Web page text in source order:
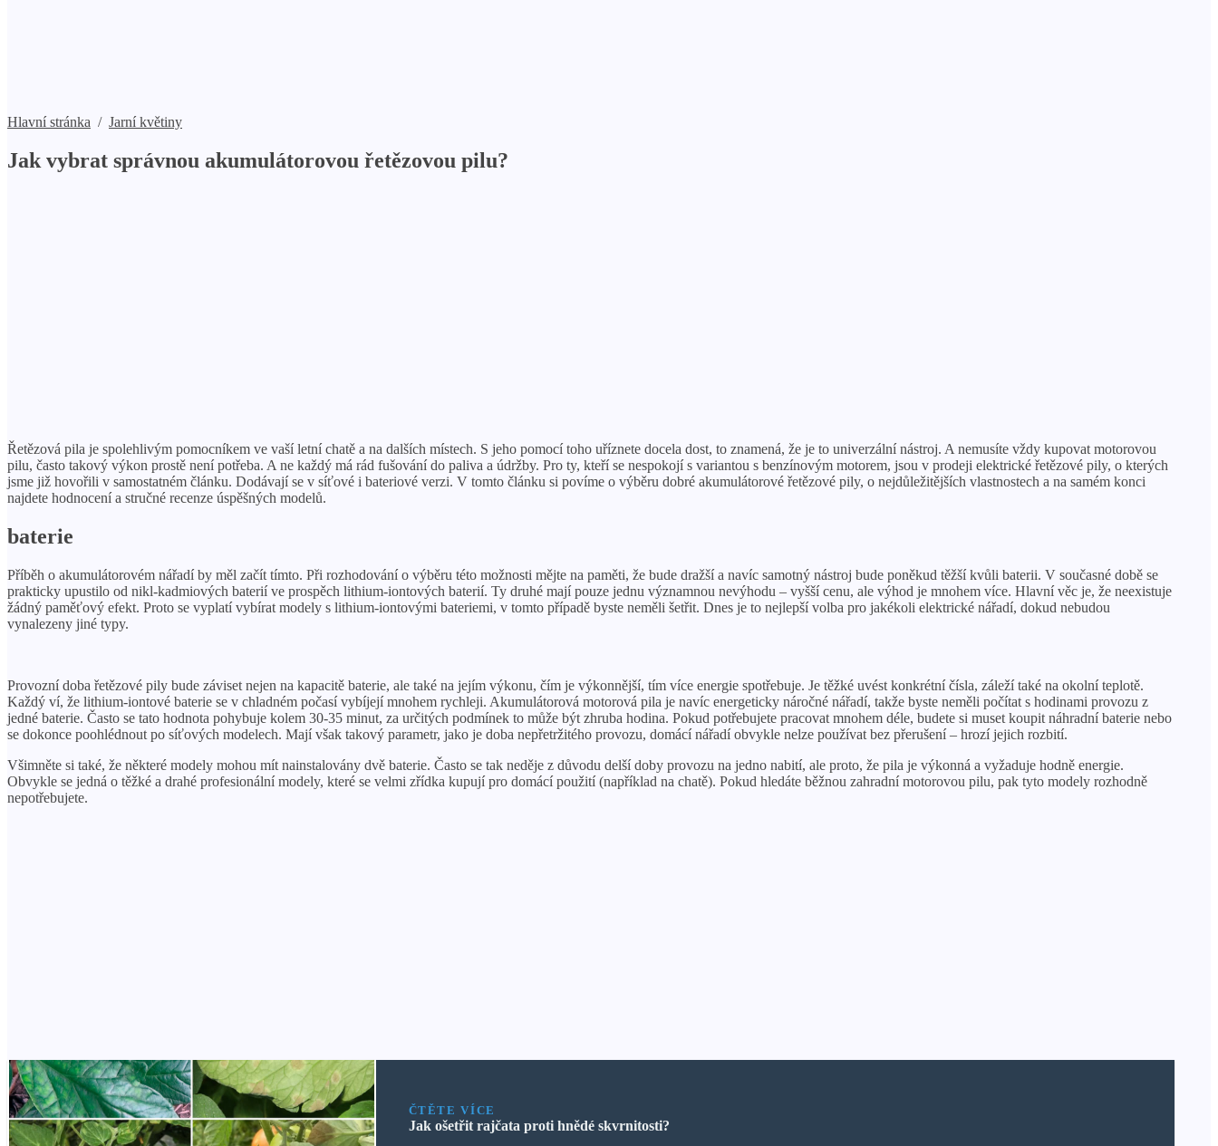
Hlavní stránka / Jarní květiny
Jak vybrat správnou akumulátorovou řetězovou pilu?
Řetězová pila je spolehlivým pomocníkem ve vaší letní chatě a na dalších místech. S jeho pomocí toho uříznete docela dost, to znamená, že je to univerzální nástroj. A nemusíte vždy kupovat motorovou
pilu, často takový výkon prostě není potřeba. A ne každý má rád fušování do paliva a údržby. Pro ty, kteří se nespokojí s variantou s benzínovým motorem, jsou v prodeji elektrické řetězové pily, o kterých
jsme již hovořili v samostatném článku. Dodávají se v síťové i bateriové verzi. V tomto článku si povíme o výběru dobré akumulátorové řetězové pily, o nejdůležitějších vlastnostech a na samém konci
najdete hodnocení a stručné recenze úspěšných modelů.
baterie
Příběh o akumulátorovém nářadí by měl začít tímto. Při rozhodování o výběru této možnosti mějte na paměti, že bude dražší a navíc samotný nástroj bude poněkud těžší kvůli baterii. V současné době se
prakticky upustilo od nikl-kadmiových baterií ve prospěch lithium-iontových baterií. Ty druhé mají pouze jednu významnou nevýhodu – vyšší cenu, ale výhod je mnohem více. Hlavní věc je, že neexistuje
žádný paměťový efekt. Proto se vyplatí vybírat modely s lithium-iontovými bateriemi, v tomto případě byste neměli šetřit. Dnes je to nejlepší volba pro jakékoli elektrické nářadí, dokud nebudou
vynalezeny jiné typy.
Provozní doba řetězové pily bude záviset nejen na kapacitě baterie, ale také na jejím výkonu, čím je výkonnější, tím více energie spotřebuje. Je těžké uvést konkrétní čísla, záleží také na okolní teplotě.
Každý ví, že lithium-iontové baterie se v chladném počasí vybíjejí mnohem rychleji. Akumulátorová motorová pila je navíc energeticky náročné nářadí, takže byste neměli počítat s hodinami provozu z
jedné baterie. Často se tato hodnota pohybuje kolem 30-35 minut, za určitých podmínek to může být zhruba hodina. Pokud potřebujete pracovat mnohem déle, budete si muset koupit náhradní baterie nebo
se dokonce poohlédnout po síťových modelech. Mají však takový parametr, jako je doba nepřetržitého provozu, domácí nářadí obvykle nelze používat bez přerušení – hrozí jejich rozbití.
Všimněte si také, že některé modely mohou mít nainstalovány dvě baterie. Často se tak neděje z důvodu delší doby provozu na jedno nabití, ale proto, že pila je výkonná a vyžaduje hodně energie.
Obvykle se jedná o těžké a drahé profesionální modely, které se velmi zřídka kupují pro domácí použití (například na chatě). Pokud hledáte běžnou zahradní motorovou pilu, pak tyto modely rozhodně
nepotřebujete.
ČTĚTE VÍCE
Jak ošetřit rajčata proti hnědé skvrnitosti?